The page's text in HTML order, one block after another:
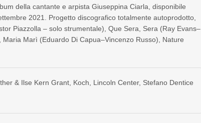
della cantante e arpista Giuseppina Ciarla, disponibile
2021. Progetto discografico totalmente autoprodotto,
Piazzolla – solo strumentale), Que Sera, Sera (Ray Evans–
Marì (Eduardo Di Capua–Vincenzo Russo), Nature
& Ilse Kern Grant Koch Lincoln Center, Stefano Dentice